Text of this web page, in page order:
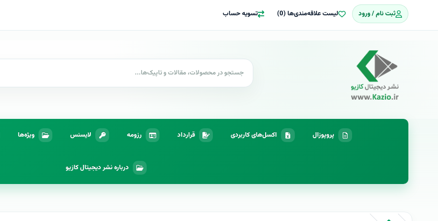
ثبت نام / ورود لیست علاقه‌مندی‌ها (0) تسویه حساب
پروپوزال اکسل‌های کاربردی قرارداد رزومه لایسنس ویژه‌ها
درباره نشر دیجیتال کازیو